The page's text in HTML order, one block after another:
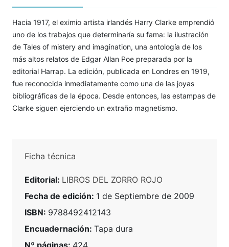
Hacia 1917, el eximio artista irlandés Harry Clarke emprendió
uno de los trabajos que determinaría su fama: la ilustración
de Tales of mistery and imagination, una antología de los
más altos relatos de Edgar Allan Poe preparada por la
editorial Harrap. La edición, publicada en Londres en 1919,
fue reconocida inmediatamente como una de las joyas
bibliográficas de la época. Desde entonces, las estampas de
Clarke siguen ejerciendo un extraño magnetismo.
Ficha técnica
Editorial: LIBROS DEL ZORRO ROJO
Fecha de edición: 1 de Septiembre de 2009
ISBN: 9788492412143
Encuadernación: Tapa dura
Nº páginas: 424